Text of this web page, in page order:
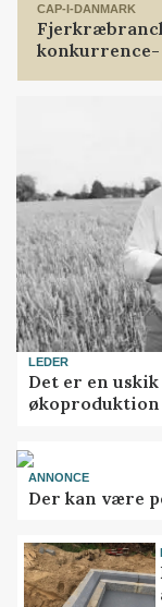
CAP-I-DANMARK
LEDER
Det er en
økoproduktion
ANNONCE
Der kan være